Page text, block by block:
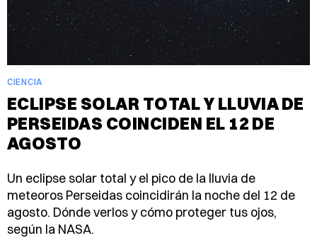
CIENCIA
ECLIPSE SOLAR TOTAL Y LLUVIA DE
PERSEIDAS COINCIDEN EL 12 DE
AGOSTO
Un eclipse solar total y el pico de la lluvia de
meteoros Perseidas coincidirán la noche del 12 de
agosto. Dónde verlos y cómo proteger tus ojos,
según la NASA.